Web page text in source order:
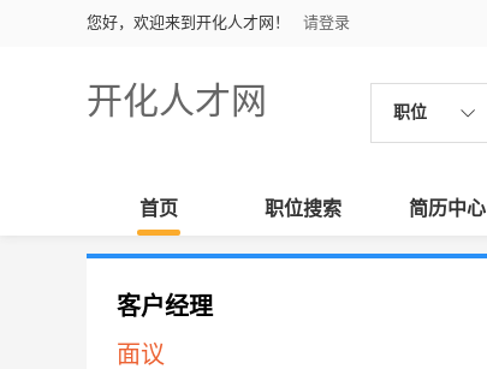
您好，欢迎来到开化人才网！ 请登录
开化人才网 职位
首页 职位搜索 简历中心
客户经理
面议